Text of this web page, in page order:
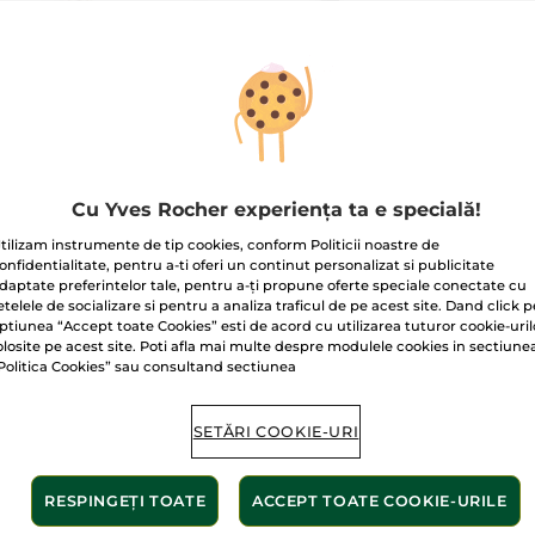
une
(3379)
Lei / 1l
Lei 349.00 Lei
Calme Absolu
(178)
545.00 Lei / 100ml
54.50 Lei 109.00 Lei
COȘ
Apă
2.490.00
Cu Yves Rocher experiența ta e specială!
instrumente de tip cookies, conform Politicii noastre de
pentru a-ti oferi un continut personalizat si publicitate
preferintelor tale, pentru a-ți propune oferte speciale conectate cu
de socializare si pentru a analiza traficul de pe acest site. Dand click
“Accept toate Cookies” esti de acord cu utilizarea tuturor cookie-
pe acest site. Poti afla mai multe despre modulele cookies in
Cookies” sau consultand sectiunea
SETĂRI COOKIE-URI
RESPINGEȚI TOATE ACCEPT TOATE COOKIE-URILE